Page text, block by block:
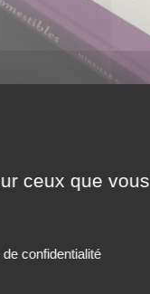
ceux que vous
de confidentialité